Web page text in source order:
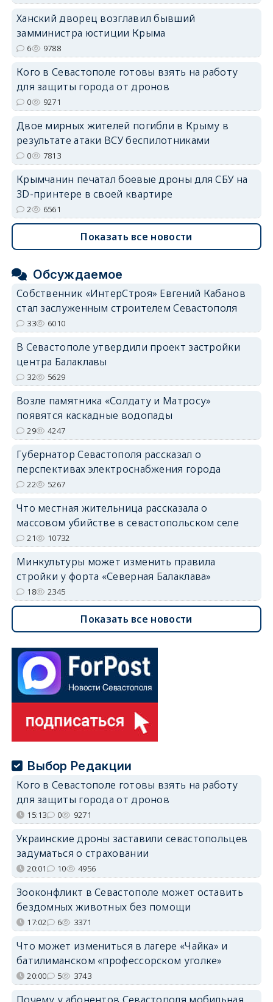
erid: 2SDnjdPjgYS
Ханский дворец возглавил бывший
замминистра юстиции Крыма
6 9788
Кого в Севастополе готовы взять на работу
для защиты города от дронов
0 9271
Двое мирных жителей погибли в Крыму в
результате атаки ВСУ беспилотниками
0 7813
Крымчанин печатал боевые дроны для СБУ на
3D-принтере в своей квартире
2 6561
Показать все новости
Обсуждаемое
Собственник «ИнтерСтроя» Евгений Кабанов
стал заслуженным строителем Севастополя
33 6010
В Севастополе утвердили проект застройки
центра Балаклавы
32 5629
Возле памятника «Солдату и Матросу»
появятся каскадные водопады
29 4247
Губернатор Севастополя рассказал о
перспективах электроснабжения города
22 5267
Что местная жительница рассказала о
массовом убийстве в севастопольском селе
21 10732
Минкультуры может изменить правила
стройки у форта «Северная Балаклава»
18 2345
Показать все новости
Выбор Редакции
Кого в Севастополе готовы взять на работу
для защиты города от дронов
15:13 0 9271
Украинские дроны заставили севастопольцев
задуматься о страховании
20:01 10 4956
Зооконфликт в Севастополе может оставить
бездомных животных без помощи
17:02 6 3371
Что может измениться в лагере «Чайка» и
батилиманском «профессорском уголке»
20:00 5 3743